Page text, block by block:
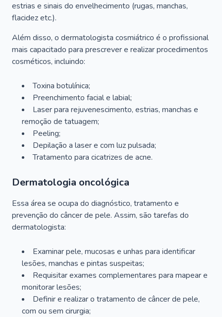
estrias e sinais do envelhecimento (rugas, manchas,
flacidez etc.).
Além disso, o dermatologista cosmiátrico é o profissional
mais capacitado para prescrever e realizar procedimentos
cosméticos, incluindo:
Toxina botulínica;
Preenchimento facial e labial;
Laser para rejuvenescimento, estrias, manchas e
remoção de tatuagem;
Peeling;
Depilação a laser e com luz pulsada;
Tratamento para cicatrizes de acne.
Dermatologia oncológica
Essa área se ocupa do diagnóstico, tratamento e
prevenção do câncer de pele. Assim, são tarefas do
dermatologista:
Examinar pele, mucosas e unhas para identificar
lesões, manchas e pintas suspeitas;
Requisitar exames complementares para mapear e
monitorar lesões;
Definir e realizar o tratamento de câncer de pele,
com ou sem cirurgia;